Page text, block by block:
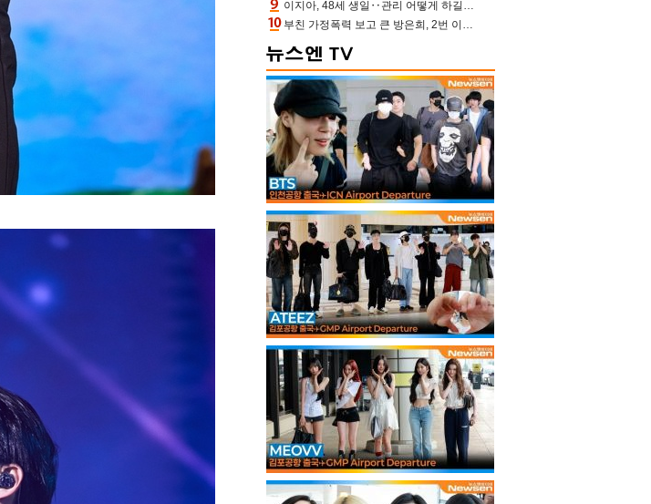
이지아, 48세 생일‥관리 어떻게 하길래 놀라운 동안 미모
부친 가정폭력 보고 큰 방은희, 2번 이혼 후 잠수→母 고독사에 자책(특종세상)[어제TV]